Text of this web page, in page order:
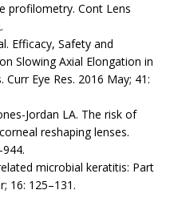
profilometry. Cont Lens
Efficacy, Safety and
Slowing Axial Elongation in
Eye Res. 2016 May; 41:
Jordan LA. The risk of
reshaping lenses.
microbial keratitis: Part
16: 125–131.